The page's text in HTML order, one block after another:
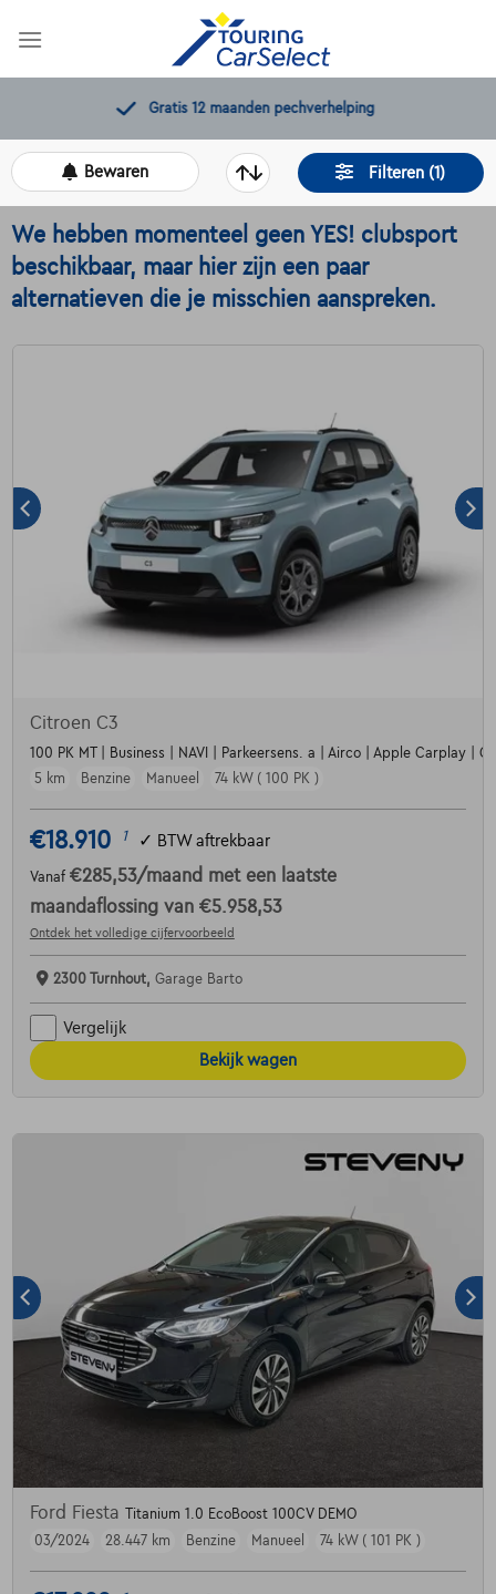
Gratis 12 maanden pechverhelping
Filteren (1)
Bewaren
We hebben momenteel geen YES! clubsport
beschikbaar, maar hier zijn een paar
alternatieven die je misschien aanspreken.
Citroen C3
100 PK MT | Business | NAVI | Parkeersens. a | Airco | Apple Carplay |
5 km
Benzine Manueel 74 kW ( 100 PK )
€18.910 1 ✓ BTW aftrekbaar
Vanaf €285,53/maand met een laatste
maandaflossing van €5.958,53
Ontdek het volledige cijfervoorbeeld
2300 Turnhout, Garage Barto
Vergelijk
Bekijk wagen
Ford Fiesta Titanium 1.0 EcoBoost 100CV DEMO
03/2024
28.447 km Benzine Manueel 74 kW ( 101 PK )